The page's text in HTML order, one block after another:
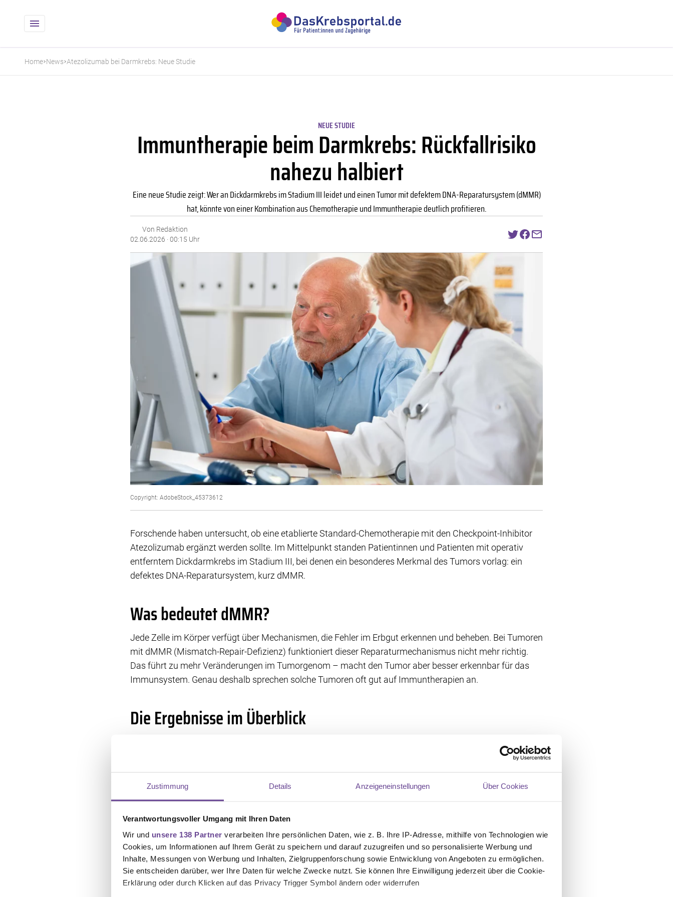
Zustimmung Details Anzeigeneinstellungen Über Cookies
Verantwortungsvoller Umgang mit Ihren Daten
Wir und unsere 138 Partner verarbeiten Ihre persönlichen Daten, wie z. B. Ihre IP-Adresse, mithilfe von Technologien wie
Cookies, um Informationen auf Ihrem Gerät zu speichern und darauf zuzugreifen und so personalisierte Werbung und
Inhalte, Messungen von Werbung und Inhalten, Zielgruppenforschung sowie Entwicklung von Angeboten zu ermöglichen.
Sie entscheiden darüber, wer Ihre Daten für welche Zwecke nutzt. Sie können Ihre Einwilligung jederzeit über die Cookie-
Erklärung oder durch Klicken auf das Privacy Trigger Symbol ändern oder widerrufen
Home News Atezolizumab bei Darmkrebs: Neue Studie
NEUE STUDIE
Immuntherapie beim Darmkrebs: Rückfallrisiko
nahezu halbiert
Eine neue Studie zeigt: Wer an Dickdarmkrebs im Stadium III leidet und einen Tumor mit defektem DNA-Reparatursystem (dMMR)
hat, könnte von einer Kombination aus Chemotherapie und Immuntherapie deutlich profitieren.
Von Redaktion
02.06.2026 · 00:15 Uhr
Copyright: AdobeStock_45373612
Forschende haben untersucht, ob eine etablierte Standard-Chemotherapie mit den Checkpoint-Inhibitor
Atezolizumab ergänzt werden sollte. Im Mittelpunkt standen Patientinnen und Patienten mit operativ
entferntem Dickdarmkrebs im Stadium III, bei denen ein besonderes Merkmal des Tumors vorlag: ein
defektes DNA-Reparatursystem, kurz dMMR.
Was bedeutet dMMR?
Jede Zelle im Körper verfügt über Mechanismen, die Fehler im Erbgut erkennen und beheben. Bei Tumoren
mit dMMR (Mismatch-Repair-Defizienz) funktioniert dieser Reparaturmechanismus nicht mehr richtig.
Das führt zu mehr Veränderungen im Tumorgenom – macht den Tumor aber besser erkennbar für das
Immunsystem. Genau deshalb sprechen solche Tumoren oft gut auf Immuntherapien an.
Die Ergebnisse im Überblick
357 nur die Chemotherapie allein. Nach rund dreieinhalb Jahren zeigten sich klare Unterschiede: 86,3 %
Rückfallrisiko wurde damit nahezu halbiert.
daher offen mit Ihrem Behandlungsteam über Ihren dMMR-Status und über mögliche Therapieoptionen.
Mehr über die Standard-Behandlung erfahren Sie hier: Chemotherapie bei Dickdarmkrebs
Einen Überblick über aktuelle Entwicklungen gibt die Seite:Neue Therapien bei Dickdarmkrebs
(Immuntherapie)